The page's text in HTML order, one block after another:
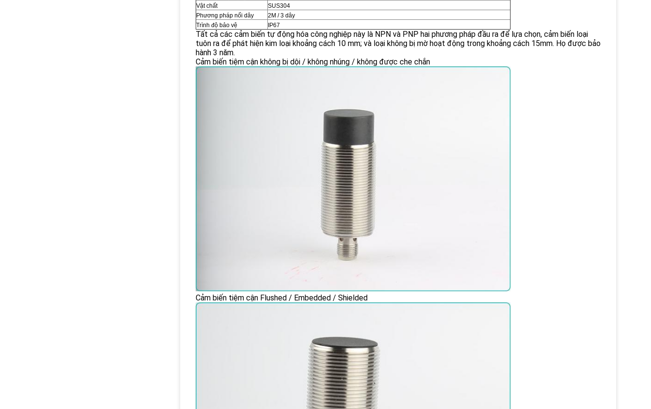
Vật chất
SUS304
Phương pháp nối dây
2M / 3 dây
Trình độ bảo vệ
IP67
Tất cả các cảm biến tự động hóa công nghiệp này là NPN và PNP hai phương pháp đầu ra để lựa chọn, cảm biến loại
tuôn ra để phát hiện kim loại khoảng cách 10 mm; và loại không bị mờ hoạt động trong khoảng cách 15mm. Họ được bảo
hành 3 năm.
Cảm biến tiệm cận không bị dội / không nhúng / không được che chắn
Cảm biến tiệm cận Flushed / Embedded / Shielded